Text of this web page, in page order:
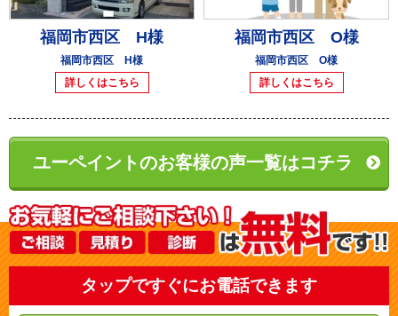
福岡市西区 H様
福岡市西区 H様
詳しくはこちら
福岡市西区 O様
福岡市西区 O様
詳しくはこちら
ユーペイントのお客様の声一覧はコチラ
タップですぐにお電話できます